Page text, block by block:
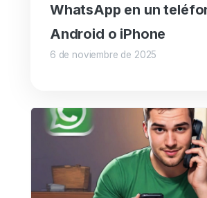
WhatsApp en un
Android o iPhone
6 de noviembre de 2025